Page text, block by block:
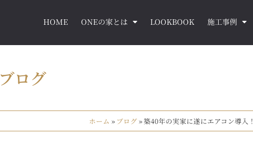
HOME ONEの家とは LOOKBOOK 施工事例
ブログ
ホーム » ブログ» 築40年の実家に遂にエアコン導入！